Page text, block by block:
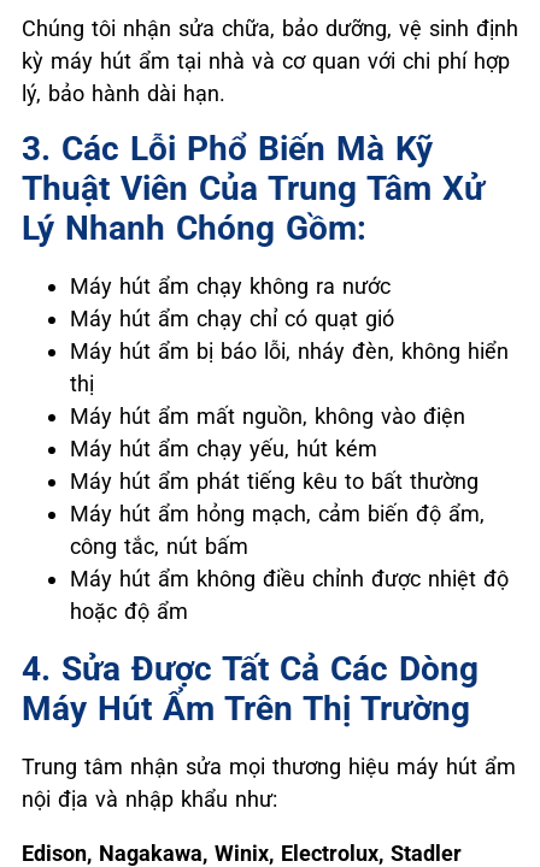
Chúng tôi nhận sửa chữa, bảo dưỡng, vệ sinh định
kỳ máy hút ẩm tại nhà và cơ quan với chi phí hợp
lý, bảo hành dài hạn.
3. Các Lỗi Phổ Biến Mà Kỹ
Thuật Viên Của Trung Tâm Xử
Lý Nhanh Chóng Gồm:
Máy hút ẩm chạy không ra nước
Máy hút ẩm chạy chỉ có quạt gió
Máy hút ẩm bị báo lỗi, nháy đèn, không hiển
thị
Máy hút ẩm mất nguồn, không vào điện
Máy hút ẩm chạy yếu, hút kém
Máy hút ẩm phát tiếng kêu to bất thường
Máy hút ẩm hỏng mạch, cảm biến độ ẩm,
công tắc, nút bấm
Máy hút ẩm không điều chỉnh được nhiệt độ
hoặc độ ẩm
4. Sửa Được Tất Cả Các Dòng
Máy Hút Ẩm Trên Thị Trường
Trung tâm nhận sửa mọi thương hiệu máy hút ẩm
nội địa và nhập khẩu như:
Edison, Nagakawa, Winix, Electrolux, Stadler